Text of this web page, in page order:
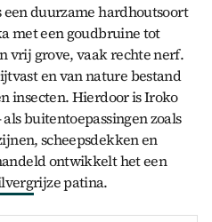
een duurzame hardhoutsoort
met een goudbruine tot
vrij grove, vaak rechte nerf.
en van nature bestand
insecten. Hierdoor is Iroko
buitentoepassingen zoals
scheepsdekken en
ontwikkelt het een
patina.